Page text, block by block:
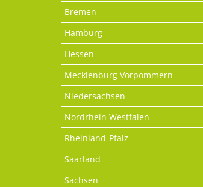
Bremen
Hamburg
Hessen
Mecklenburg Vorpommern
Niedersachsen
Nordrhein Westfalen
Rheinland-Pfalz
Saarland
Sachsen